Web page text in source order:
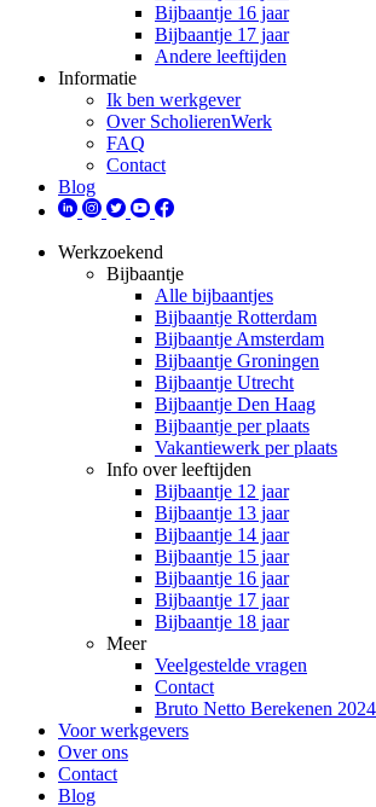
Bijbaantje 16 jaar
Bijbaantje 17 jaar
Andere leeftijden
Informatie
Ik ben werkgever
Over ScholierenWerk
FAQ
Contact
Blog
Werkzoekend
Bijbaantje
Alle bijbaantjes
Bijbaantje Rotterdam
Bijbaantje Amsterdam
Bijbaantje Groningen
Bijbaantje Utrecht
Bijbaantje Den Haag
Bijbaantje per plaats
Vakantiewerk per plaats
Info over leeftijden
Bijbaantje 12 jaar
Bijbaantje 13 jaar
Bijbaantje 14 jaar
Bijbaantje 15 jaar
Bijbaantje 16 jaar
Bijbaantje 17 jaar
Bijbaantje 18 jaar
Meer
Veelgestelde vragen
Contact
Bruto Netto Berekenen
Voor werkgevers
Over ons
Contact
Blog